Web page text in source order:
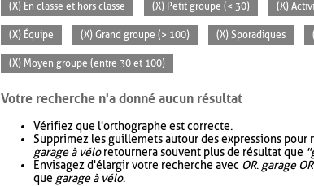
(X) En classe et hors classe (X) Petit groupe (< 30) (X)
(X) Équipe (X) Grand groupe (> 100) (X) Sporadiques
(X) Moyen groupe (entre 30 et 100)
Votre recherche n'a donné aucun résultat
Vérifiez que l'orthographe est correcte.
Supprimez les guillemets autour des expressions pour
garage à véloretournera souvent plus de résultat que
Envisagez d'élargir votre recherche avec OR. garage
que garage à vélo.